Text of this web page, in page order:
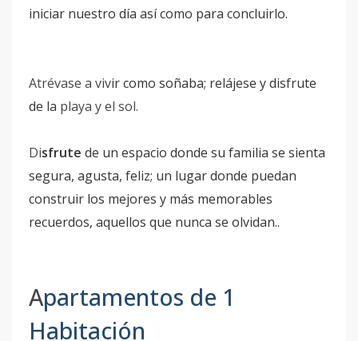
iniciar nuestro día así como para concluirlo.
Atrévase a vivir como soñaba; relájese y disfrute
de la playa y el sol.
Disfrute de un espacio donde su familia se sienta
segura, agusta, feliz; un lugar donde puedan
construir los mejores y más memorables
recuerdos, aquellos que nunca se olvidan..
Apartamentos de 1
Habitación